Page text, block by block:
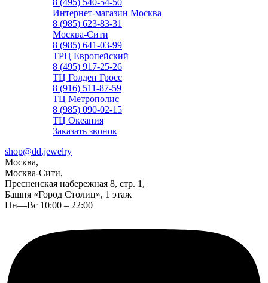
8 (495) 540-54-50
Интернет-магазин Москва
8 (985) 623-83-31
Москва-Сити
8 (985) 641-03-99
ТРЦ Европейский
8 (495) 917-25-26
ТЦ Голден Гросс
8 (916) 511-87-59
ТЦ Метрополис
8 (985) 090-02-15
ТЦ Океания
Заказать звонок
shop@dd.jewelry
Москва,
Москва-Сити,
Пресненская набережная 8, стр. 1,
Башня «Город Столиц», 1 этаж
Пн—Вс 10:00 – 22:00